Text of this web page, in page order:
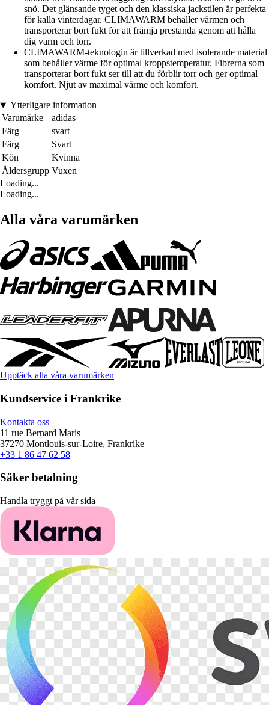
snö. Det glänsande tyget och den klassiska jackstilen är perfekta
för kalla vinterdagar. CLIMAWARM behåller värmen och
transporterar bort fukt för att främja prestanda genom att hålla
dig varm och torr.
CLIMAWARM-teknologin är tillverkad med isolerande material
som behåller värme för optimal kroppstemperatur. Fibrerna som
transporterar bort fukt ser till att du förblir torr och ger optimal
komfort. Njut av maximal värme och komfort.
Ytterligare information
Varumärke
adidas
Färg
svart
Färg
Svart
Kön
Kvinna
Åldersgrupp Vuxen
Loading...
Loading...
Alla våra varumärken
Upptäck alla våra varumärken
Kundservice i Frankrike
Kontakta oss
11 rue Bernard Maris
37270 Montlouis-sur-Loire, Frankrike
+33 1 86 47 62 58
Säker betalning
Handla tryggt på vår sida